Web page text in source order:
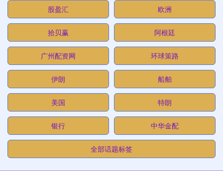
股盈汇 欧洲
拾贝赢 阿根廷
广州配资网 环球策路
伊朗 船舶
美国 特朗
银行 中华金配
全部话题标签